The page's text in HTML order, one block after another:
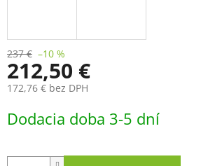
237 € –10 %
212,50 €
172,76 € bez DPH
cena:
Dodacia doba 3-5 dní